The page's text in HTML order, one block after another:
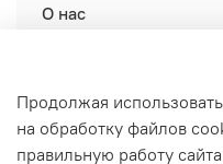
О нас
Информация
Продолжая
на обработку файлов
правильную работу